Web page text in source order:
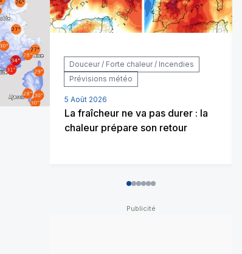
Douceur / Forte chaleur / Incendies
Prévisions météo
5 Août 2026
La fraîcheur ne va pas durer : la
chaleur prépare son retour
012345